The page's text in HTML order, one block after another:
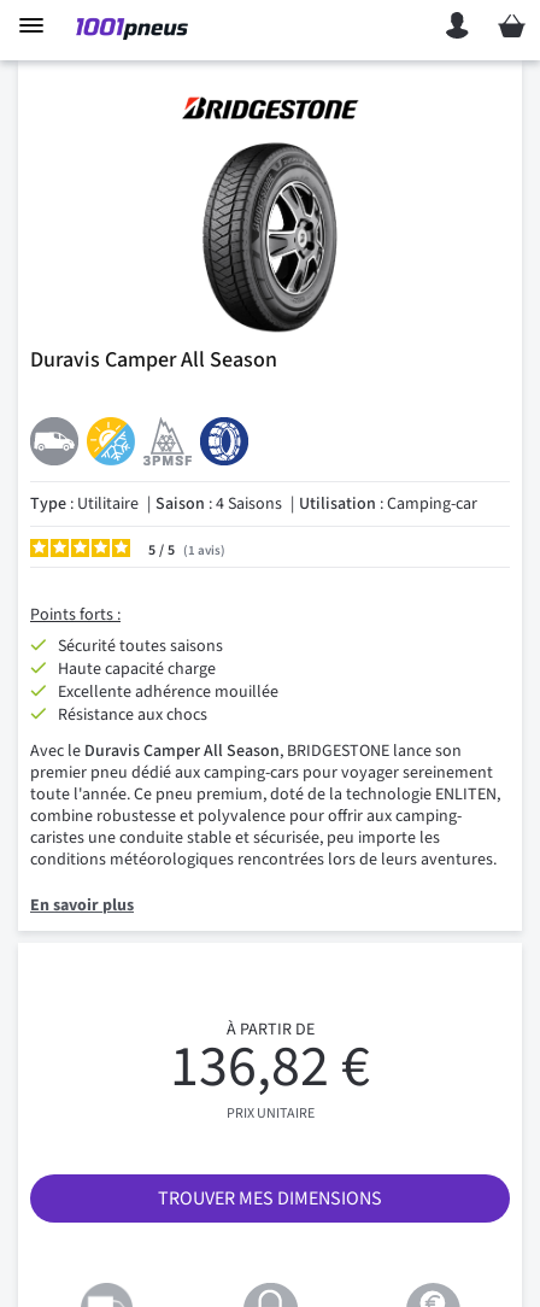
Mon
Duravis Camper All Season
Type : Utilitaire Saison : 4 Saisons Utilisation : Camping-car
5/ 1 avis
Points forts :
Sécurité toutes saisons
Haute capacité charge
Excellente adhérence mouillée
Résistance aux chocs
Avec le Duravis Camper All Season, BRIDGESTONE lance son
premier pneu dédié aux camping-cars pour voyager sereinement
toute l'année. Ce pneu premium, doté de la technologie ENLITEN,
combine robustesse et polyvalence pour offrir aux camping-
caristes une conduite stable et sécurisée, peu importe les
conditions météorologiques rencontrées lors de leurs aventures.
En savoir plus
À PARTIR DE
136,82 €
PRIX UNITAIRE
TROUVER MES DIMENSIONS